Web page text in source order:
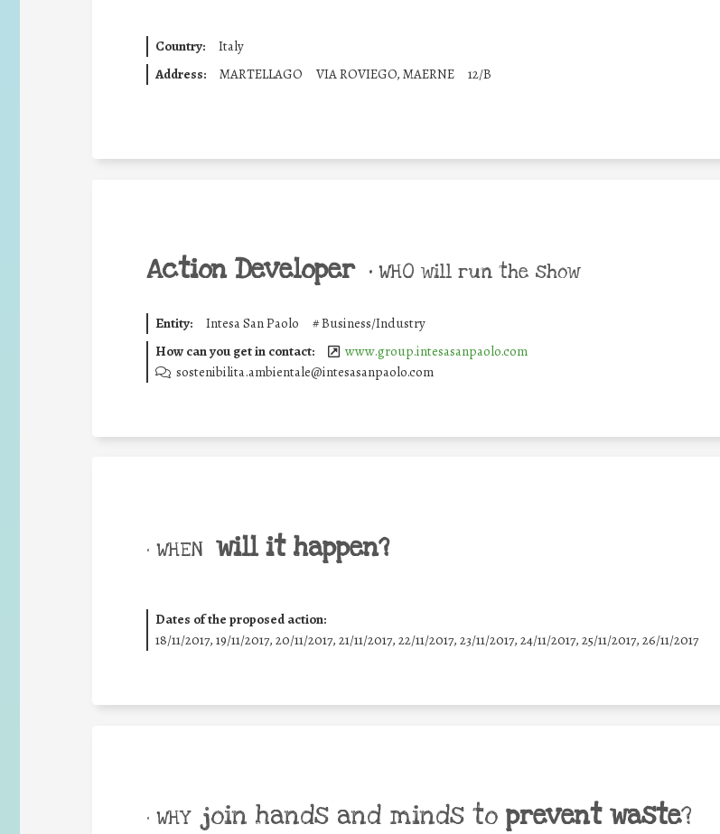
Country:
Italy
Address:
MARTELLAGO VIA ROVIEGO, MAERNE 12/B
Action Developer • WHO will run the show
Entity: Intesa San Paolo #Business/Industry
How can you get in contact:
www.group.intesasanpaolo.com
sostenibilita.ambientale@intesasanpaolo.com
• WHEN will it happen?
Dates of the proposed action:
18/11/2017, 19/11/2017, 20/11/2017, 21/11/2017, 22/11/2017, 23/11/2017, 24/11/2017, 25/11/2017, 26/11/2017
• WHY join hands and minds to prevent waste?